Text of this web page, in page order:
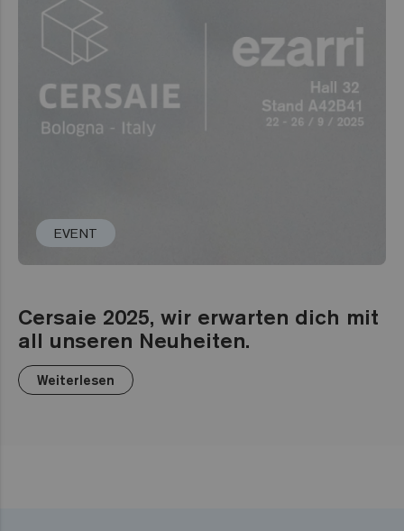
EVENT
Cersaie 2025, wir erwarten dich mit
all unseren Neuheiten.
Weiterlesen